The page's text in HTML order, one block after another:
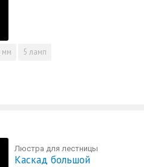
мм 5 ламп
Люстра для лестницы
Каскад большой